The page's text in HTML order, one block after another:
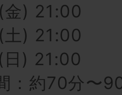
) 21:00
) 21:00
) 21:00
：約70分〜